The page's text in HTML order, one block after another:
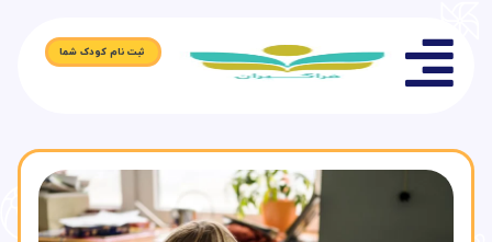
ثبت نام کودک شما